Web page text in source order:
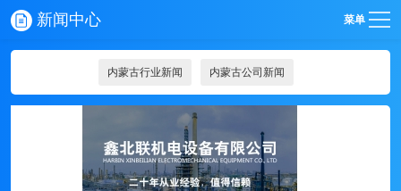
新闻中心 菜单
内蒙古行业新闻 内蒙古公司新闻